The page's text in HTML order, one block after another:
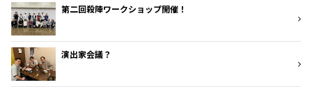
第二回殺陣ワークショップ開催！
演出家会議？